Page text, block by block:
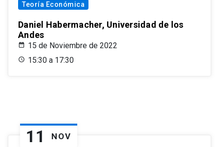
Teoría Económica
Daniel Habermacher, Universidad de los
Andes
15 de Noviembre de 2022
15:30 a 17:30
11 NOV